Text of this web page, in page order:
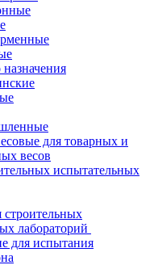
для товарных и
весов
испытательных
лабораторий
для испытания